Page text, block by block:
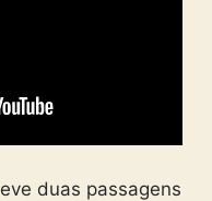
duas passagens